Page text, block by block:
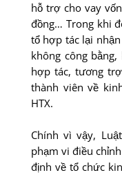
hỗ trợ cho vay
đồng… Trong khi
tổ hợp tác lại
không công
hợp tác, tương
thành viên về
HTX.
Chính vì vậy,
phạm vi điều
định về tổ chức